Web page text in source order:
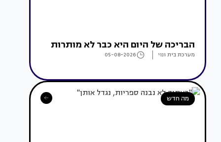
הבריכה של היום היא כבר לא מותרות
מערכת בית ונוי 05-08-2026
מה חדש